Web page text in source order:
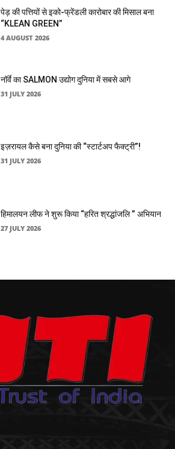
पेड़ की पत्तियों से इको-फ्रेंडली कारोबार की मिसाल बना
“KLEAN GREEN”
4 AUGUST 2026
नॉर्वे का SALMON उद्योग दुनिया में सबसे आगे
31 JULY 2026
इज़रायल कैसे बना दुनिया की “स्टार्टअप फैक्ट्री”!
31 JULY 2026
हिमालयन लीफ ने शुरू किया “हरित श्रद्धांजलि ” अभियान
27 JULY 2026